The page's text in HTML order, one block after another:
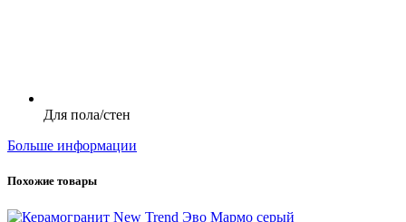
Для пола/стен
Больше информации
Похожие товары